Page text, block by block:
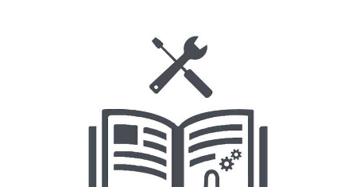
McCulloch